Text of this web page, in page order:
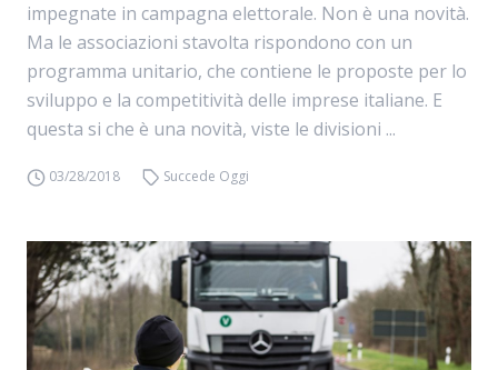
impegnate in campagna elettorale. Non è una novità.
Ma le associazioni stavolta rispondono con un
programma unitario, che contiene le proposte per lo
sviluppo e la competitività delle imprese italiane. E
questa si che è una novità, viste le divisioni ...
03/28/2018 Succede Oggi